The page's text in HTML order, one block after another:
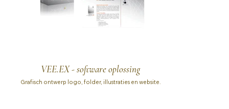
VEE.EX - software oplossing
Grafisch ontwerp logo, folder, illustraties en website.